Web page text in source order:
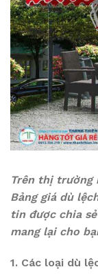
Trên thị trường
Bảng giá dù
tin được chia
mang lại cho
1. Các loại dù